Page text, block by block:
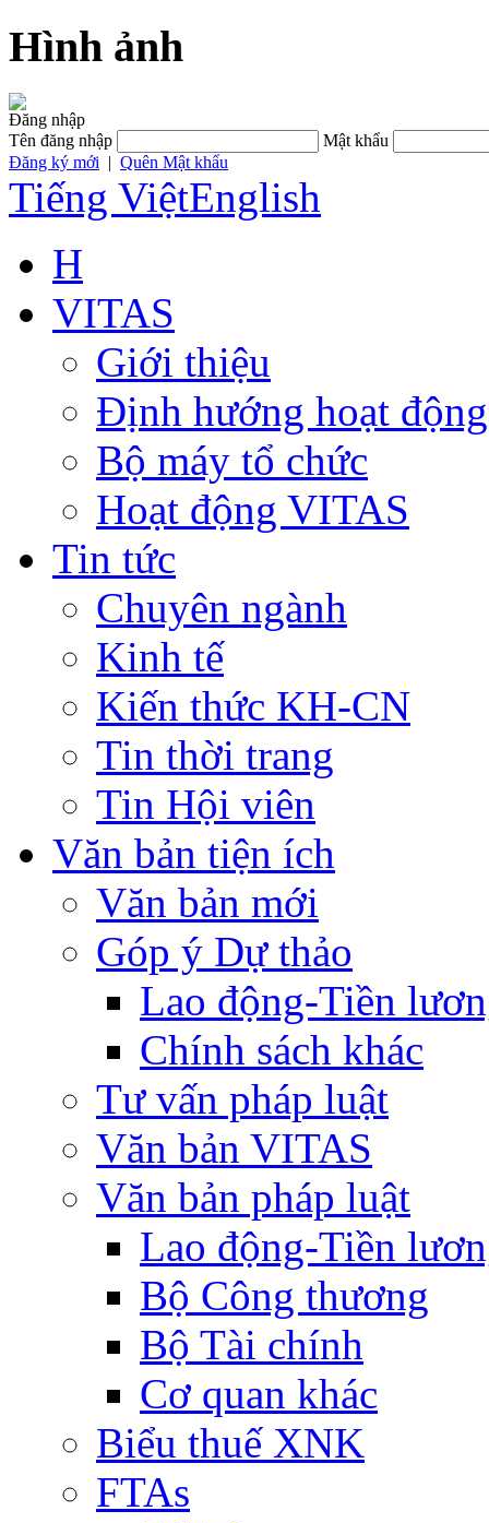
Hình ảnh
Đăng nhập
Tên đăng nhập
Mật khẩu
Đăng ký mới | Quên Mật khẩu
Tiếng ViệtEnglish
H
VITAS
Giới thiệu
Định hướng hoạt động
Bộ máy tổ chức
Hoạt động VITAS
Tin tức
Chuyên ngành
Kinh tế
Kiến thức KH-CN
Tin thời trang
Tin Hội viên
Văn bản tiện ích
Văn bản mới
Góp ý Dự thảo
Lao động-Tiền
Chính sách khác
Tư vấn pháp luật
Văn bản VITAS
Văn bản pháp luật
Lao động-Tiền
Bộ Công thương
Bộ Tài chính
Cơ quan khác
Biểu thuế XNK
FTAs